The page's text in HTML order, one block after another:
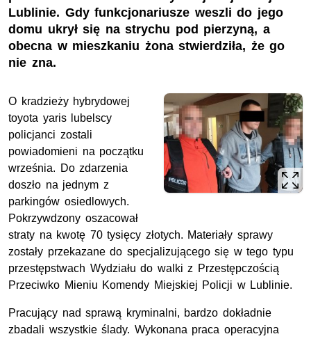
Lublinie. Gdy funkcjonariusze weszli do jego
domu ukrył się na strychu pod pierzyną, a
obecna w mieszkaniu żona stwierdziła, że go
nie zna.
O kradzieży hybrydowej
toyota yaris lubelscy
policjanci zostali
powiadomieni na początku
września. Do zdarzenia
doszło na jednym z
parkingów osiedlowych.
Pokrzywdzony oszacował
straty na kwotę 70 tysięcy złotych. Materiały sprawy
zostały przekazane do specjalizującego się w tego typu
przestępstwach Wydziału do walki z Przestępczością
Przeciwko Mieniu Komendy Miejskiej Policji w Lublinie.
Pracujący nad sprawą kryminalni, bardzo dokładnie
zbadali wszystkie ślady. Wykonana praca operacyjna